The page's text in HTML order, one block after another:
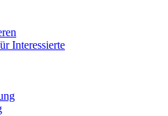
Interessierte